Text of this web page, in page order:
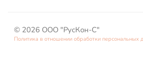
© 2026 ООО "РусКон-С"
Политика в отношении обработки персональных